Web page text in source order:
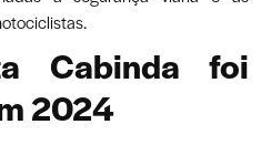
Cabinda foi
2024